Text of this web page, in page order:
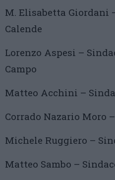
M. Elisabetta Giordani
Calende
Lorenzo Aspesi –
Campo
Matteo Acchini –
Corrado Nazario Moro
Michele Ruggiero –
Matteo Sambo –